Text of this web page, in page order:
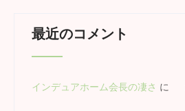
最近のコメント
インデュアホーム会長の凄さ に